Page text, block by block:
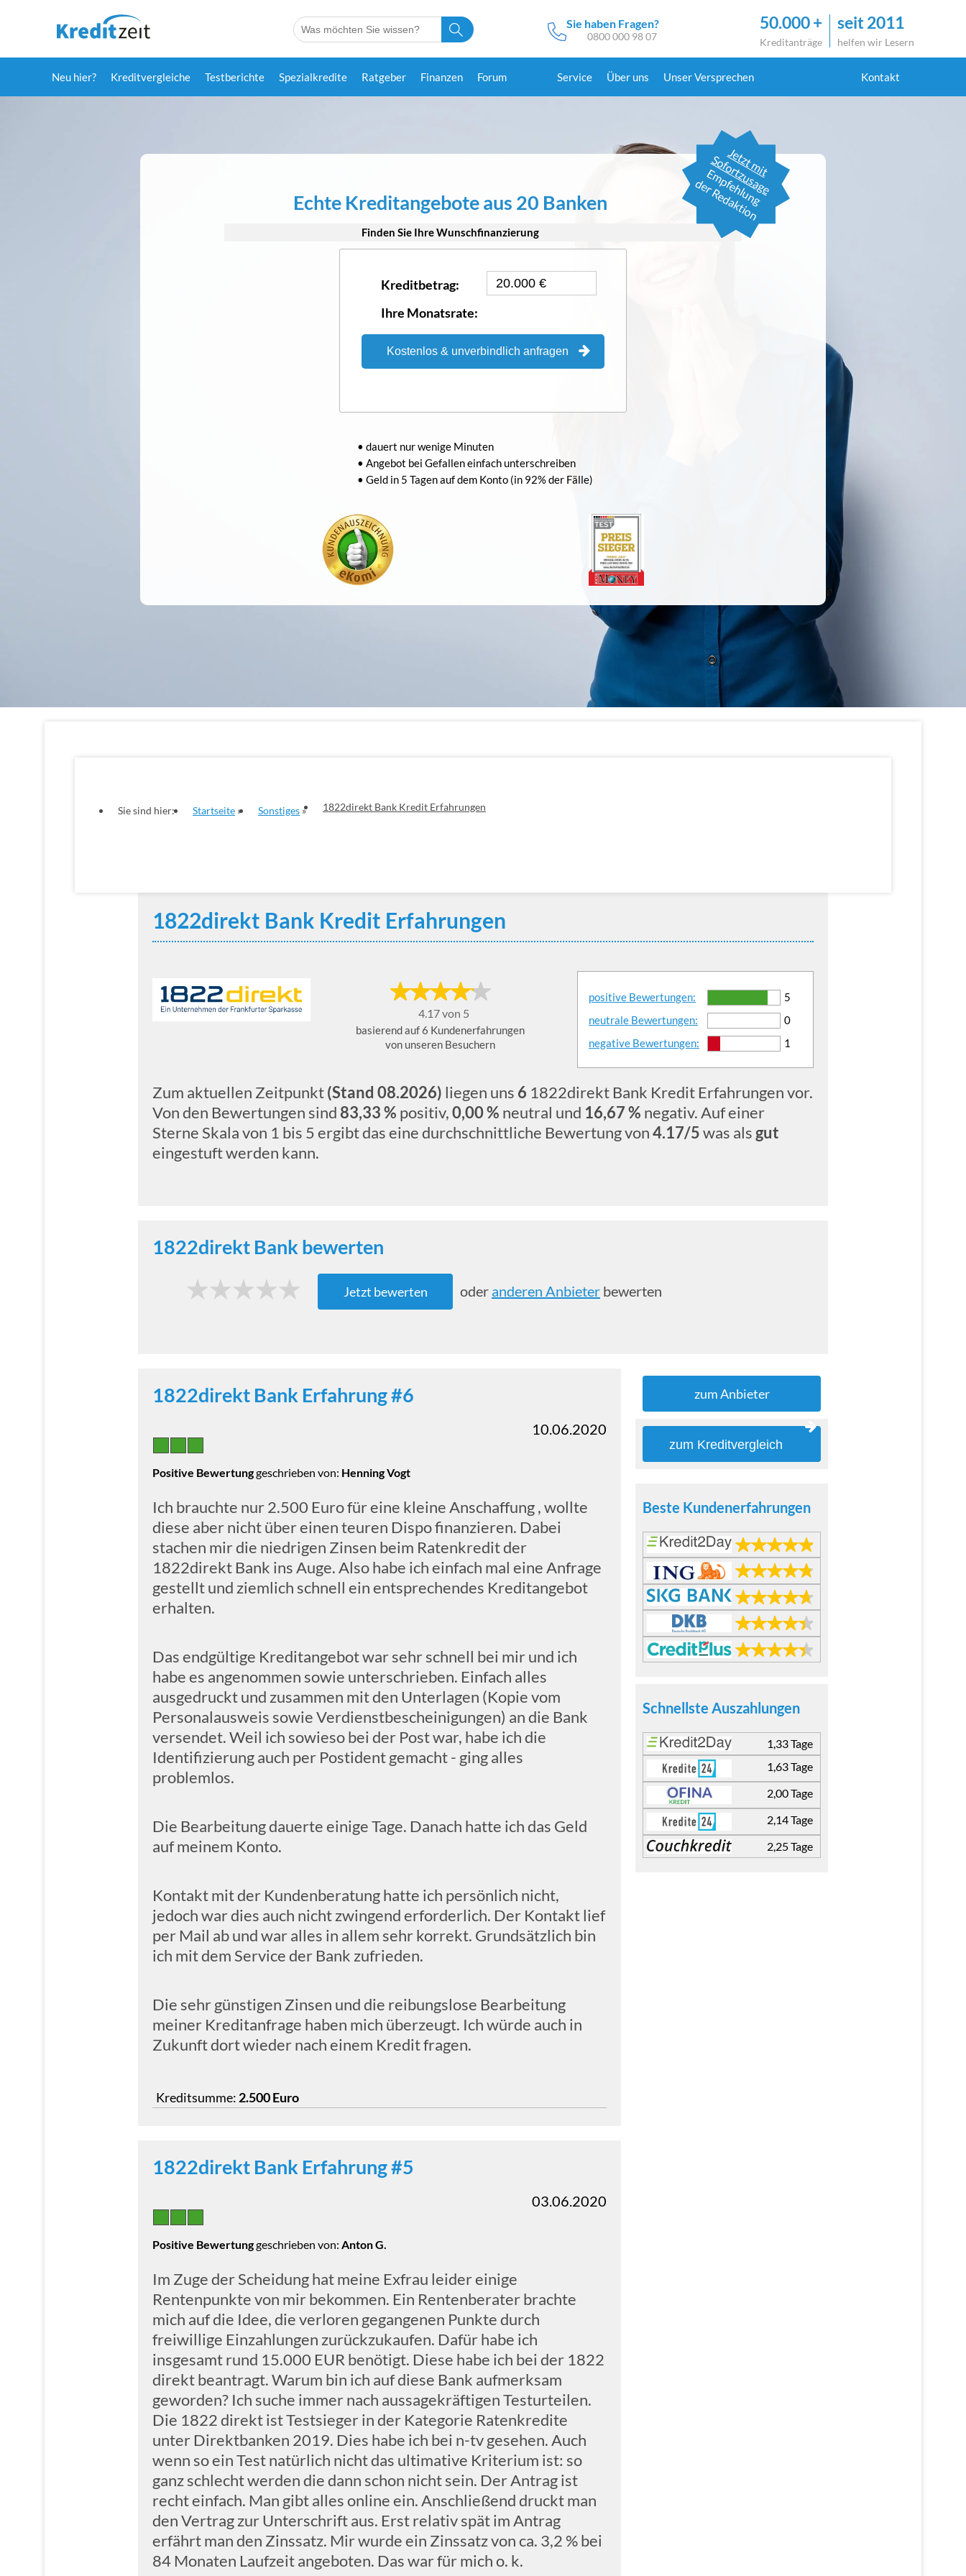
Sie haben Fragen?
0800 000 98 07
50.000 +
Kreditanträge
seit 2011
helfen wir Lesern
Neu hier? Kreditvergleiche Testberichte Spezialkredite Ratgeber Finanzen Forum Service Über uns Unser Versprechen Kontakt
Jetzt mit
Sofortzusage
Empfehlung
der Redaktion
Echte Kreditangebote aus 20 Banken
Finden Sie Ihre Wunschfinanzierung
Kreditbetrag:
Ihre Monatsrate:
Kostenlos & unverbindlich anfragen
• dauert nur wenige Minuten
• Angebot bei Gefallen einfach unterschreiben
• Geld in 5 Tagen auf dem Konto (in 92% der Fälle)
Sie sind hier: Startseite Sonstiges 1822direkt Bank Kredit Erfahrungen
1822direkt Bank Kredit Erfahrungen
4.17 von 5
basierend auf 6 Kundenerfahrungen
von unseren Besuchern
positive Bewertungen:
5
neutrale Bewertungen:
0
negative Bewertungen:
1
Zum aktuellen Zeitpunkt(Stand 08.2026) liegen uns 6 1822direkt Bank Kredit Erfahrungen vor.
Von den Bewertungen sind 83,33 % positiv,0,00 % neutral und 16,67 % negativ. Auf einer
Sterne Skala von 1 bis 5 ergibt das eine durchschnittliche Bewertung von4.17/5was als gut
eingestuft werden kann.
1822direkt Bank bewerten
4
3
2
1 Jetzt bewerten oder anderen Anbieter bewerten
1822direkt Bank Erfahrung #6
10.06.2020
Positive Bewertunggeschrieben von: Henning Vogt
Ich brauchte nur 2.500 Euro für eine kleine Anschaffung , wollte
diese aber nicht über einen teuren Dispo finanzieren. Dabei
stachen mir die niedrigen Zinsen beim Ratenkredit der
1822direkt Bank ins Auge. Also habe ich einfach mal eine Anfrage
gestellt und ziemlich schnell ein entsprechendes Kreditangebot
erhalten.
Das endgültige Kreditangebot war sehr schnell bei mir und ich
habe es angenommen sowie unterschrieben. Einfach alles
ausgedruckt und zusammen mit den Unterlagen (Kopie vom
Personalausweis sowie Verdienstbescheinigungen) an die Bank
versendet. Weil ich sowieso bei der Post war, habe ich die
Identifizierung auch per Postident gemacht - ging alles
problemlos.
Die Bearbeitung dauerte einige Tage. Danach hatte ich das Geld
auf meinem Konto.
Kontakt mit der Kundenberatung hatte ich persönlich nicht,
jedoch war dies auch nicht zwingend erforderlich. Der Kontakt lief
per Mail ab und war alles in allem sehr korrekt. Grundsätzlich bin
ich mit dem Service der Bank zufrieden.
Die sehr günstigen Zinsen und die reibungslose Bearbeitung
meiner Kreditanfrage haben mich überzeugt. Ich würde auch in
Zukunft dort wieder nach einem Kredit fragen.
Kreditsumme: 2.500 Euro
1822direkt Bank Erfahrung #5
03.06.2020
Positive Bewertunggeschrieben von: Anton G.
Im Zuge der Scheidung hat meine Exfrau leider einige
Rentenpunkte von mir bekommen. Ein Rentenberater brachte
mich auf die Idee, die verloren gegangenen Punkte durch
freiwillige Einzahlungen zurückzukaufen. Dafür habe ich
insgesamt rund 15.000 EUR benötigt. Diese habe ich bei der 1822
direkt beantragt. Warum bin ich auf diese Bank aufmerksam
geworden? Ich suche immer nach aussagekräftigen Testurteilen.
Die 1822 direkt ist Testsieger in der Kategorie Ratenkredite
unter Direktbanken 2019. Dies habe ich bei n-tv gesehen. Auch
wenn so ein Test natürlich nicht das ultimative Kriterium ist: so
ganz schlecht werden die dann schon nicht sein. Der Antrag ist
recht einfach. Man gibt alles online ein. Anschließend druckt man
den Vertrag zur Unterschrift aus. Erst relativ spät im Antrag
erfährt man den Zinssatz. Mir wurde ein Zinssatz von ca. 3,2 % bei
84 Monaten Laufzeit angeboten. Das war für mich o. k.
zum Anbieter
zum Kreditvergleich
Beste Kundenerfahrungen
Schnellste Auszahlungen
1,33 Tage
1,63 Tage
2,00 Tage
2,14 Tage
2,25 Tage